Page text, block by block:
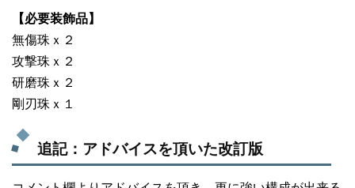
【必要装飾品】
無傷珠ｘ２
攻撃珠ｘ２
研磨珠ｘ２
剛刃珠ｘ１
追記：アドバイスを頂いた改訂版